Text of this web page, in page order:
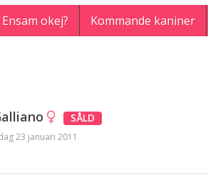
Ensam okej? Kommande kaniner
SÅLD
23 januari 2011